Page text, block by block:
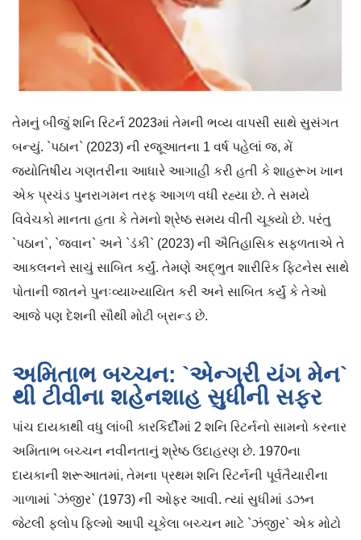
તેમનું બીજું શનિ રિટર્ન 2023માં તેમની ભવ્ય વાપસી સાથે સુસંગત
બન્યું. `પઠાન` (2023) ની રજૂઆતના 1 વર્ષ પહેલાં જ, મેં
જ્યોતિષીય ગણતરીના આધારે આગાહી કરી હતી કે શાહરૂખ ખાન
એક પ્રચંડ પુનરાગમન તરફ આગળ વધી રહ્યા છે. તે સમયે
વિવેચકો માનતા હતા કે તેમનો શ્રેષ્ઠ સમય વીતી ચૂક્યો છે. પરંતુ
`પઠાન`, `જવાન` અને `ડંકી` (2023) ની ઐતિહાસિક સફળતાએ તે
આકલનને સાચું સાબિત કર્યું. તેમણે અદ્ભુત શારીરિક ફિટનેસ સાથે
પોતાની જાતને પુનઃવ્યાખ્યાયિત કરી અને સાબિત કર્યું કે તેઓ
આજે પણ દેશની સૌથી મોટી બ્રાન્ડ છે.
અમિતાભ બચ્ચન: `એન્ગ્રી યંગ મેન`
થી ટીવીના શહેનશાહ સુધીની સફર
પાંચ દાયકાથી વધુ લાંબી કારકિર્દીમાં 2 શનિ રિટર્નનો સામનો કરનાર
અમિતાભ બચ્ચન નવીનતાનું શ્રેષ્ઠ ઉદાહરણ છે. 1970ના
દાયકાની શરૂઆતમાં, તેમના પ્રથમ શનિ રિટર્નની પૂર્વતૈયારીના
ગાળામાં `ઝંજીર` (1973) ની ઓફર આવી. ત્યાં સુધીમાં ડઝન
જેટલી ફ્લોપ ફિલ્મો આપી ચૂકેલા બચ્ચન માટે `ઝંજીર` એક મોટો